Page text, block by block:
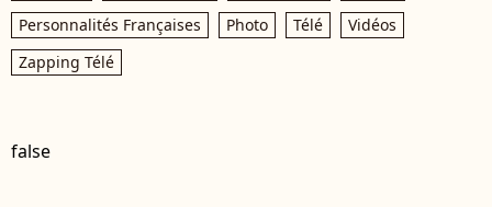
Personnalités Françaises
Photo Télé
Vidéos
Zapping Télé
false